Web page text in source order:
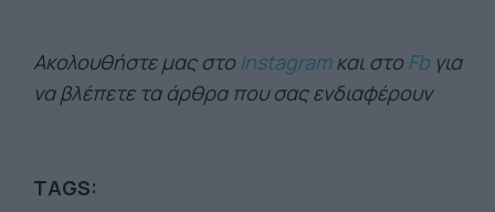
Ακολουθήστε μας στο Instagramκαι στο Fb για
να βλέπετε τα άρθρα που σας ενδιαφέρουν
TAGS: